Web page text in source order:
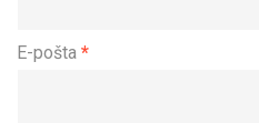
E-pošta *